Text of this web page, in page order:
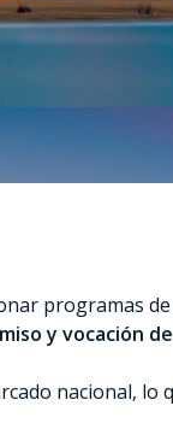
programas de
y vocación
nacional, lo